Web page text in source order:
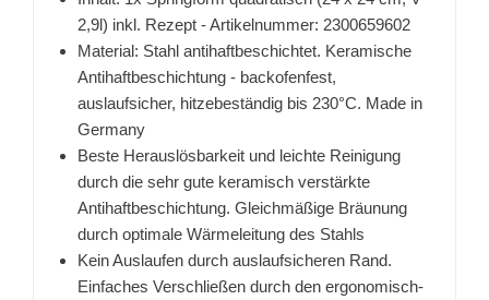
2,9l) inkl. Rezept - Artikelnummer: 2300659602
Material: Stahl antihaftbeschichtet. Keramische
Antihaftbeschichtung - backofenfest,
auslaufsicher, hitzebeständig bis 230°C. Made in
Germany
Beste Herauslösbarkeit und leichte Reinigung
durch die sehr gute keramisch verstärkte
Antihaftbeschichtung. Gleichmäßige Bräunung
durch optimale Wärmeleitung des Stahls
Kein Auslaufen durch auslaufsicheren Rand.
Einfaches Verschließen durch den ergonomisch-